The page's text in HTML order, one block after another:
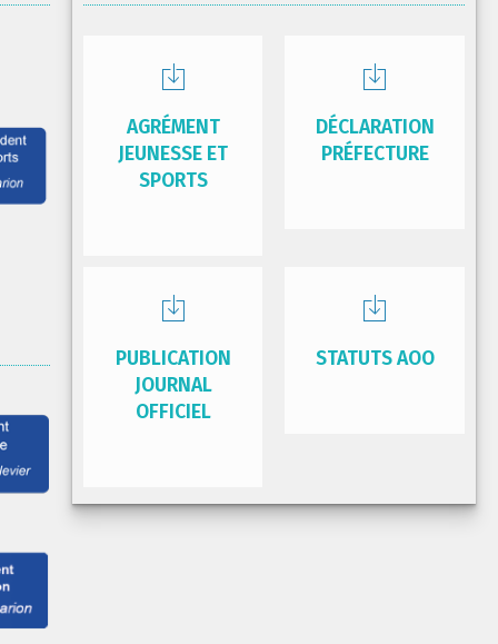
AGRÉMENT
JEUNESSE ET
SPORTS
DÉCLARATION
PRÉFECTURE
PUBLICATION
JOURNAL
OFFICIEL
STATUTS AOO